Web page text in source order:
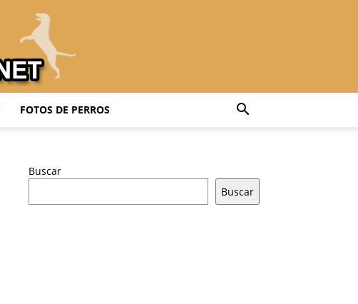
FOTOS DE PERROS
Buscar
Buscar